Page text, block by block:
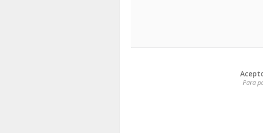
Para